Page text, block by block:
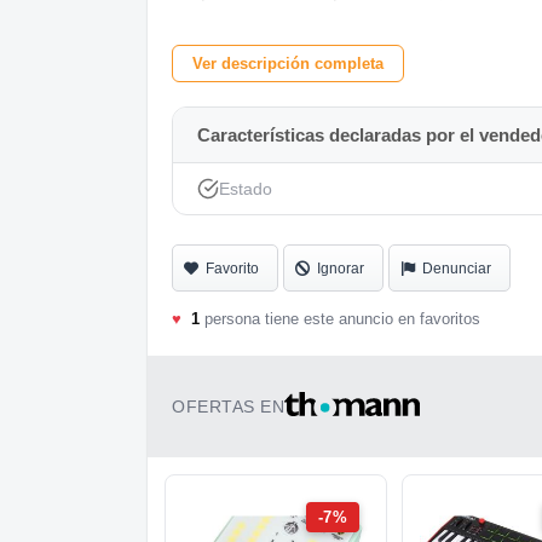
Funciona correctamente y presenta
Ver descripción completa
Características declaradas por el
Estado
Favorito Ignorar Denunciar
♥ 1 persona tiene este anuncio en favoritos
OFERTAS EN
-7%